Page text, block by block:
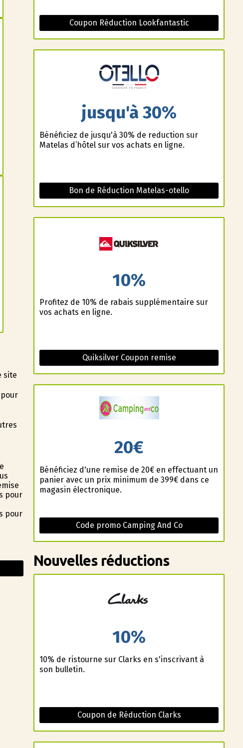
site
pour
pour
Coupon Réduction Lookfantastic
jusqu'à 30%
Bénéficiez de jusqu'à 30% de reduction sur
Matelas d’hôtel sur vos achats en ligne.
Bon de Réduction Matelas-otello
10%
Profitez de 10% de rabais supplémentaire sur
vos achats en ligne.
Quiksilver Coupon remise
20€
Bénéficiez d'une remise de 20€ en effectuant un
panier avec un prix minimum de 399€ dans ce
magasin électronique.
Code promo Camping And Co
Nouvelles réductions
10%
10% de ristourne sur Clarks en s'inscrivant à
son bulletin.
Coupon de Réduction Clarks